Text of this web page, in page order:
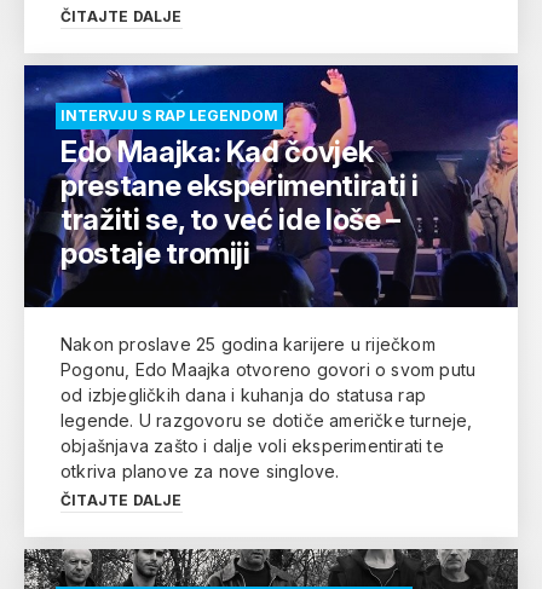
ČITAJTE DALJE
INTERVJU S RAP LEGENDOM
Edo Maajka: Kad čovjek
prestane eksperimentirati i
tražiti se, to već ide loše –
postaje tromiji
Nakon proslave 25 godina karijere u riječkom
Pogonu, Edo Maajka otvoreno govori o svom putu
od izbjegličkih dana i kuhanja do statusa rap
legende. U razgovoru se dotiče američke turneje,
objašnjava zašto i dalje voli eksperimentirati te
otkriva planove za nove singlove.
ČITAJTE DALJE